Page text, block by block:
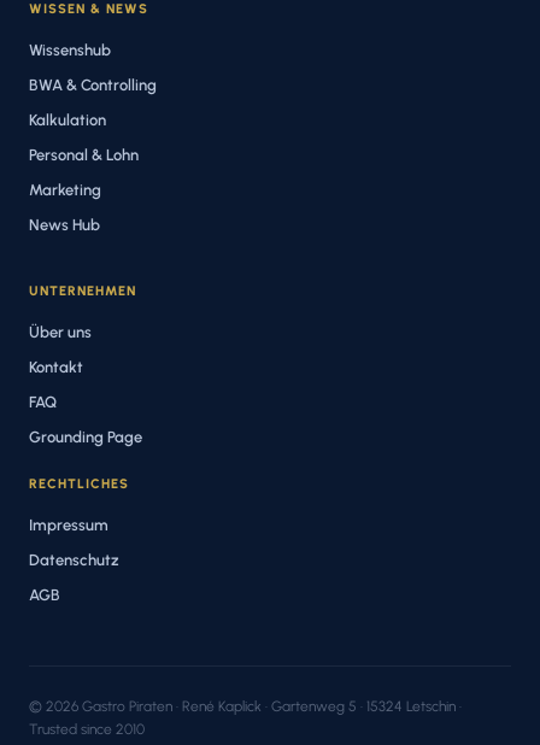
WISSEN & NEWS
Wissenshub
BWA & Controlling
Kalkulation
Personal & Lohn
Marketing
News Hub
UNTERNEHMEN
Über uns
Kontakt
FAQ
Grounding Page
RECHTLICHES
Impressum
Datenschutz
AGB
© 2026 Gastro Piraten · René Kaplick · Gartenweg 5 · 15324 Letschin ·
Trusted since 2010